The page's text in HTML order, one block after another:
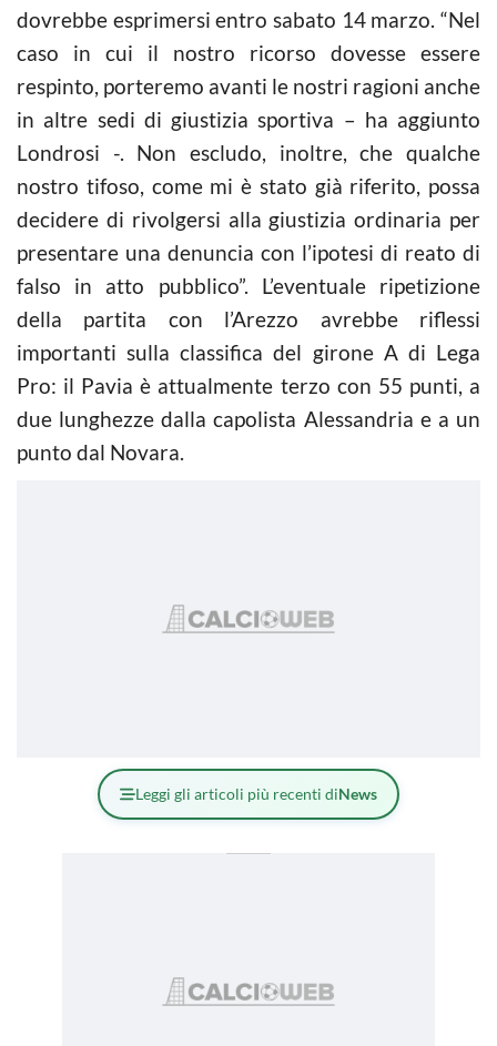
dovrebbe esprimersi entro sabato 14 marzo. “Nel
caso in cui il nostro ricorso dovesse essere
respinto, porteremo avanti le nostri ragioni anche
in altre sedi di giustizia sportiva – ha aggiunto
Londrosi -. Non escludo, inoltre, che qualche
nostro tifoso, come mi è stato già riferito, possa
decidere di rivolgersi alla giustizia ordinaria per
presentare una denuncia con l’ipotesi di reato di
falso in atto pubblico”. L’eventuale ripetizione
della partita con l’Arezzo avrebbe riflessi
importanti sulla classifica del girone A di Lega
Pro: il Pavia è attualmente terzo con 55 punti, a
due lunghezze dalla capolista Alessandria e a un
punto dal Novara.
Leggi gli articoli più recenti diNews